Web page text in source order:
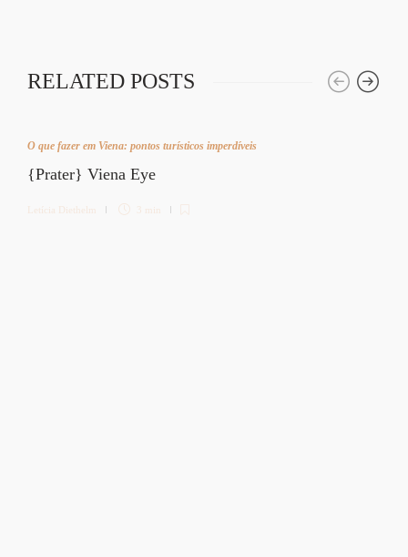
RELATED POSTS
O que fazer em Viena: pontos turísticos imperdíveis
{Prater} Viena Eye
Letícia Diethelm 3 min